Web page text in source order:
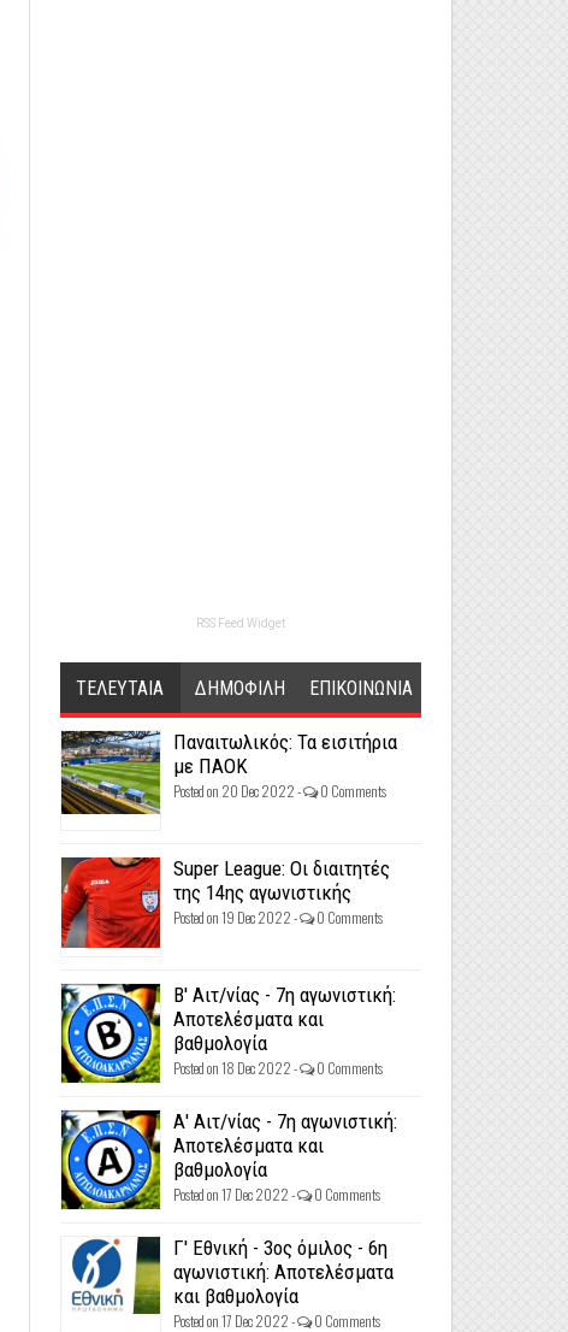
RSS Feed Widget
ΤΕΛΕΥΤΑΙΑ ΔΗΜΟΦΙΛΗ ΕΠΙΚΟΙΝΩΝΙΑ
Παναιτωλικός: Τα εισιτήρια
με ΠΑΟΚ
Posted on 20 Dec 2022 - 0 Comments
Super League: Οι διαιτητές
της 14ης αγωνιστικής
Posted on 19 Dec 2022 - 0 Comments
Β' Αιτ/νίας - 7η αγωνιστική:
Αποτελέσματα και
βαθμολογία
Posted on 18 Dec 2022 - 0 Comments
Α' Αιτ/νίας - 7η αγωνιστική:
Αποτελέσματα και
βαθμολογία
Posted on 17 Dec 2022 - 0 Comments
Γ' Εθνική - 3ος όμιλος - 6η
αγωνιστική: Αποτελέσματα
και βαθμολογία
Posted on 17 Dec 2022 - 0 Comments